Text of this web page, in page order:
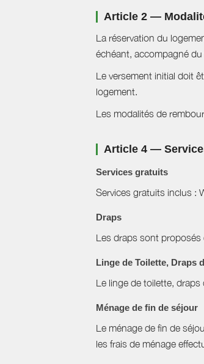
Article 2 —
La réservation du
échéant, accompagné
Le versement initial doit
logement.
Les modalités de
Article 4 —
Services gratuits
Services gratuits inclus :
Draps
Les draps sont proposés
Linge de Toilette, Draps
Le linge de toilette,
Ménage de fin de séjour
Le ménage de fin de
les frais de ménage